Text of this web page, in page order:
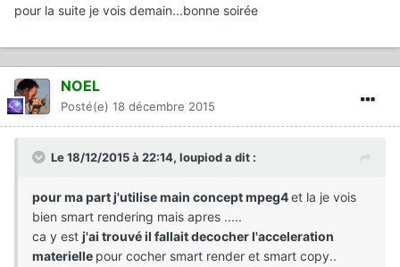
pour la suite je vois demain...bonne soirée
NOEL
Posté(e) 18 décembre 2015
Le 18/12/2015 à 22:14, loupiod a dit :
pour ma part j'utilise main concept mpeg4et la je vois
bien smart rendering mais apres .....
ca y est j'ai trouvé il fallait decocher l'acceleration
materielle pour cocher smart render et smart copy..